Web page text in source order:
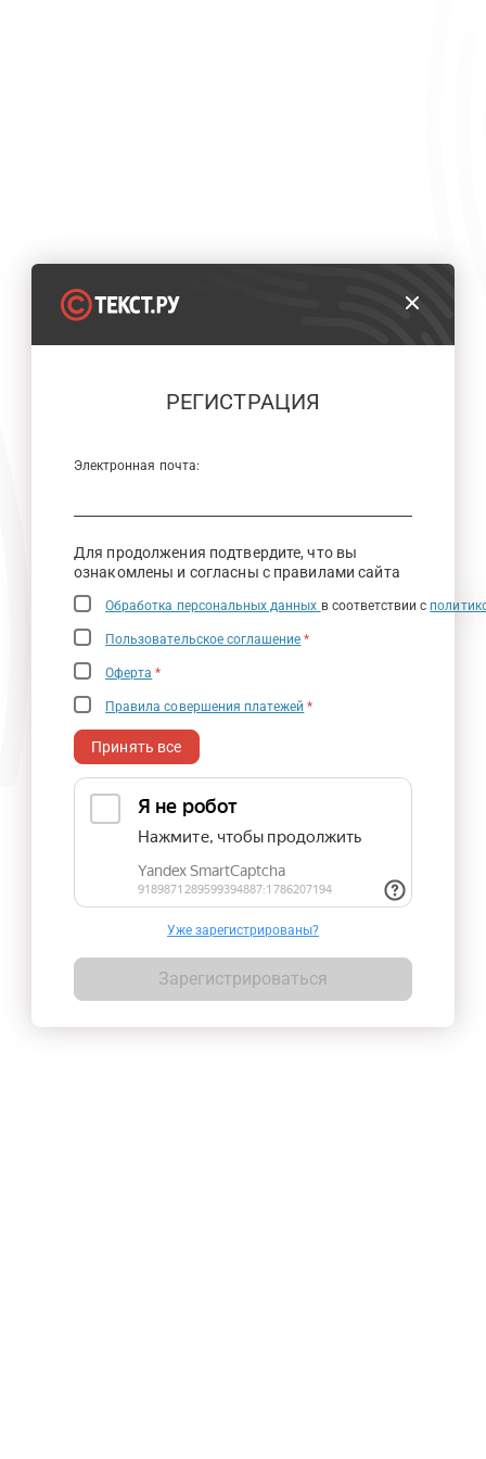
РЕГИСТРАЦИЯ
Электронная почта:
Для продолжения подтвердите, что вы
ознакомлены и согласны с правилами сайта
Обработка персональных данных в соответствии с
Пользовательское соглашение *
Оферта *
Правила совершения платежей *
Принять все
Уже зарегистрированы?
Зарегистрироваться